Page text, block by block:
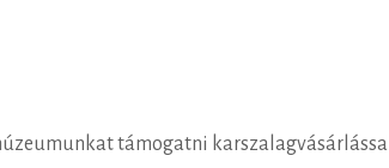
támogatni